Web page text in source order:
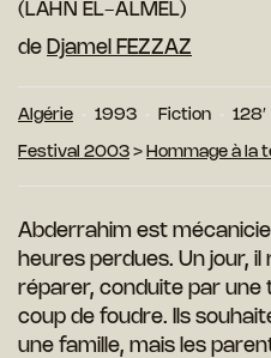
(LAHN EL-ALMEL)
de Djamel FEZZAZ
Algérie 1993 Fiction 128′
Festival 2003 > Hommage à la
Abderrahim est
heures perdues. Un jour,
réparer, conduite par une
coup de foudre. Ils
une famille, mais les